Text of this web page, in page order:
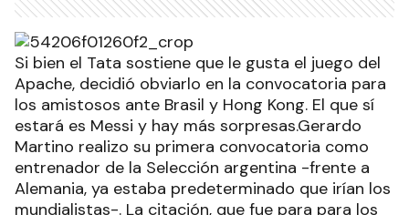
Si bien el Tata sostiene que le gusta el juego del
Apache, decidió obviarlo en la convocatoria para
los amistosos ante Brasil y Hong Kong. El que sí
estará es Messi y hay más sorpresas.Gerardo
Martino realizo su primera convocatoria como
entrenador de la Selección argentina -frente a
Alemania, ya estaba predeterminado que irían los
mundialistas-. La citación, que fue para para los